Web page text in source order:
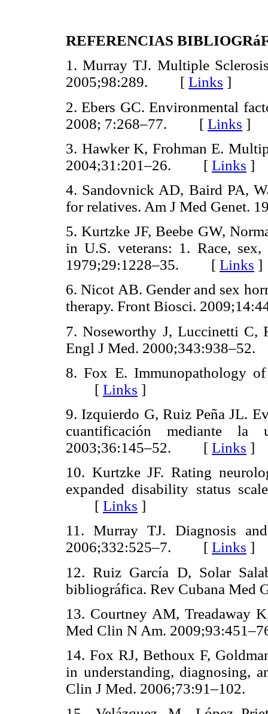
REFERENCIAS
1. Murray TJ. Multiple
2005;98:289. [ Links ]
2. Ebers GC. Environmental
2008; 7:268–77. [ Links ]
3. Hawker K, Frohman E.
2004;31:201–26. [ Links ]
4. Sandovnick AD, Baird PA,
for relatives. Am J Med
5. Kurtzke JF, Beebe GW,
in U.S. veterans: 1. Race,
1979;29:1228–35. [ Links ]
6. Nicot AB. Gender and sex
therapy. Front Biosci.
7. Noseworthy J, Luccinetti C,
Engl J Med.
8. Fox E. Immunopathology
[ Links ]
9. Izquierdo G, Ruiz Peña JL.
cuantificación mediante la
2003;36:145–52. [ Links ]
10. Kurtzke JF. Rating
expanded disability status
[ Links ]
11. Murray TJ. Diagnosis
2006;332:525–7. [ Links ]
12. Ruiz García D, Solar
bibliográfica. Rev Cubana
13. Courtney AM, Treadaway
Med Clin N Am.
14. Fox RJ, Bethoux F,
in understanding, diagnosing,
Clin J Med.